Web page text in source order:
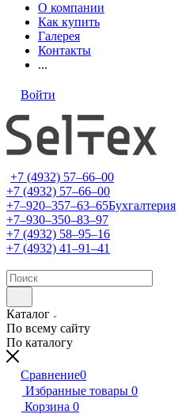
О компании
Как купить
Галерея
Контакты
...
Войти
+7 (4932) 57‒66‒00
+7 (4932) 57‒66‒00
+7‒920‒357‒63‒65Бухгалтерия
+7‒930‒350‒83‒97
+7 (4932) 58‒95‒16
+7 (4932) 41‒91‒41
Каталог
По всему сайту
По каталогу
Сравнение0
Избранные товары 0
Корзина 0